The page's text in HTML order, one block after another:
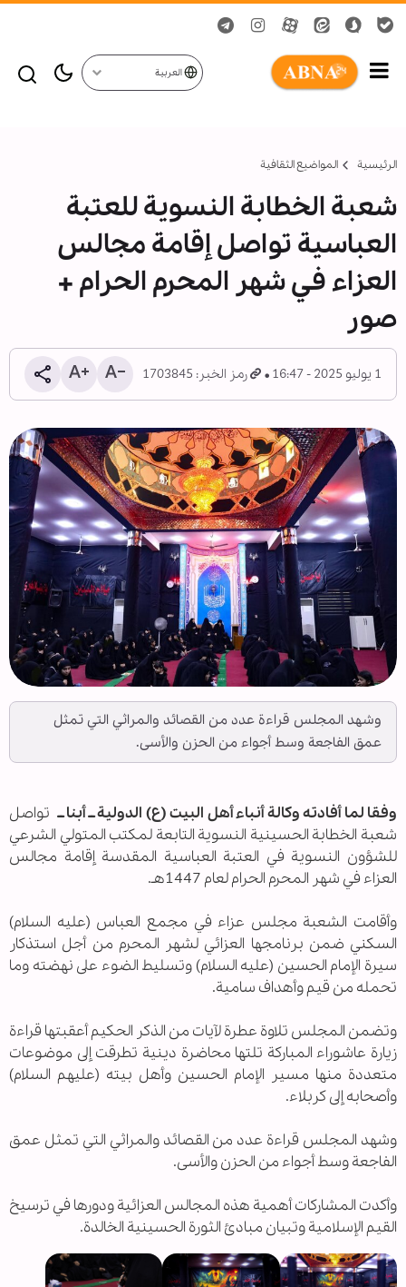
العربية
الرئيسية المواضیع الثقافية
شعبة الخطابة النسوية للعتبة
العباسية تواصل إقامة مجالس
العزاء في شهر المحرم الحرام +
صور
1 يوليو 2025 - 16:47 رمز الخبر: 1703845
وشهد المجلس قراءة عدد من القصائد والمراثي التي تمثل
عمق الفاجعة وسط أجواء من الحزن والأسى.
وفقا لما أفادته وكالة أنباء أهل البيت (ع) الدولية ــ أبنا ــ تواصل
شعبة الخطابة الحسينية النسوية التابعة لمكتب المتولي الشرعي
للشؤون النسوية في العتبة العباسية المقدسة إقامة مجالس
العزاء في شهر المحرم الحرام لعام 1447هـ.
وأقامت الشعبة مجلس عزاء في مجمع العباس (عليه السلام)
السكني ضمن برنامجها العزائي لشهر المحرم من أجل استذكار
سيرة الإمام الحسين (عليه السلام) وتسليط الضوء على نهضته وما
تحمله من قيم وأهداف سامية.
وتضمن المجلس تلاوة عطرة لآيات من الذكر الحكيم أعقبتها قراءة
زيارة عاشوراء المباركة تلتها محاضرة دينية تطرقت إلى موضوعات
متعددة منها مسير الإمام الحسين وأهل بيته (عليهم السلام)
وأصحابه إلى كربلاء.
وشهد المجلس قراءة عدد من القصائد والمراثي التي تمثل عمق
الفاجعة وسط أجواء من الحزن والأسى.
وأكدت المشاركات أهمية هذه المجالس العزائية ودورها في ترسيخ
القيم الإسلامية وتبيان مبادئ الثورة الحسينية الخالدة.